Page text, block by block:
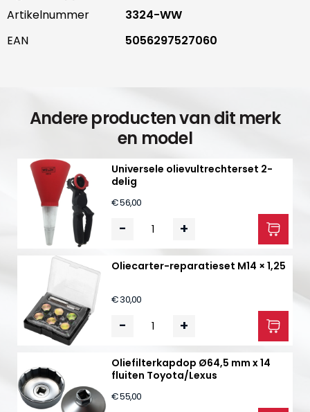
Artikelnummer
3324-WW
EAN
5056297527060
Andere producten van dit merk
en model
Universele olievultrechter­set 2-
delig
€ 56,00
- +
Oliecarter-reparatieset M14 × 1,25
€ 30,00
- +
Oliefilter­kapdop Ø64,5 mm x 14
fluiten Toyota/Lexus
€ 55,00